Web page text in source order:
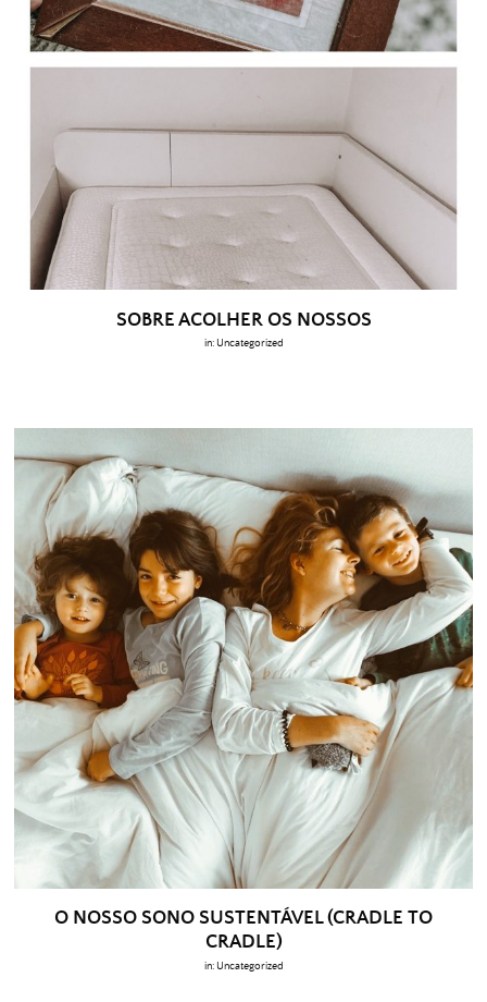
SOBRE ACOLHER OS NOSSOS
in: Uncategorized
O NOSSO SONO SUSTENTÁVEL (CRADLE TO
CRADLE)
in: Uncategorized